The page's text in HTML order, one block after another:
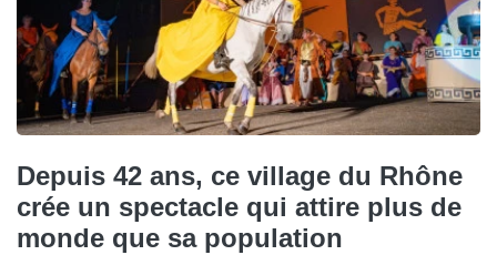
Depuis 42 ans, ce village du Rhône
crée un spectacle qui attire plus de
monde que sa population